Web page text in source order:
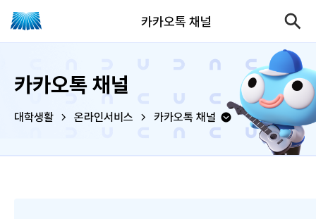
카카오톡 채널
카카오톡 채널
대학생활 온라인서비스 카카오톡 채널